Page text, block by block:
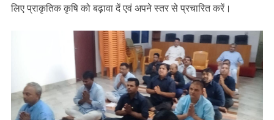
लिए प्राकृतिक कृषि को बढ़ावा दें एवं अपने स्तर से प्रचारित करें।